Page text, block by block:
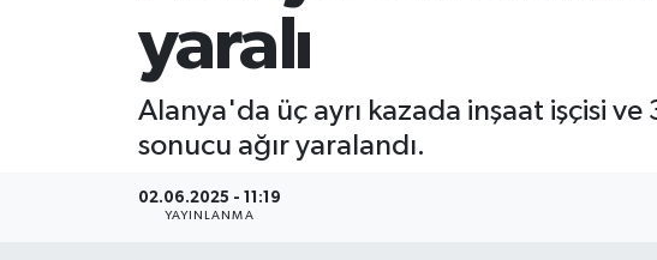
yaralı
Alanya'da üç ayrı kazada inşaat işçisi ve
sonucu ağır yaralandı.
02.06.2025 - 11:19
YAYINLANMA
Tüm Manşetler
Son Dakika Haberleri